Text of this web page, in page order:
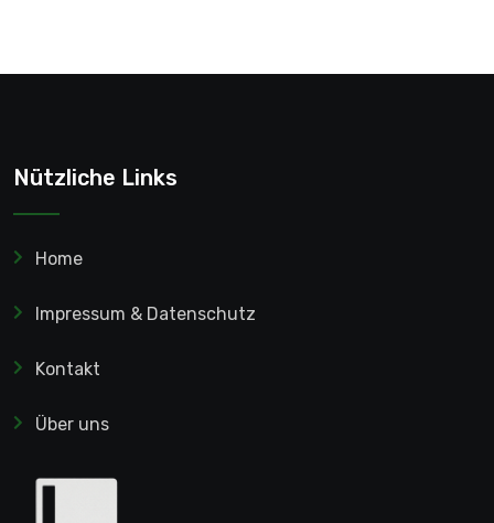
Nützliche Links
Home
Impressum & Datenschutz
Kontakt
Über uns